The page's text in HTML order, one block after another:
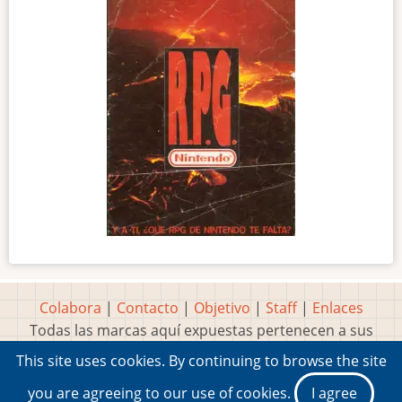
Colabora | Contacto | Objetivo | Staff| Enlaces
Todas las marcas aquí expuestas pertenecen a sus
respectivos y legítimos dueños
Idea, página, contenidos y diseños creados porMarty
2001-2026 Museo del Videojuego®
This site uses cookies. By continuing to browse the site
you are agreeing to our use of cookies.
I agree